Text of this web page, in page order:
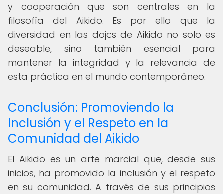
y cooperación que son centrales en la
filosofía del Aikido. Es por ello que la
diversidad en las dojos de Aikido no solo es
deseable, sino también esencial para
mantener la integridad y la relevancia de
esta práctica en el mundo contemporáneo.
Conclusión: Promoviendo la
Inclusión y el Respeto en la
Comunidad del Aikido
El Aikido es un arte marcial que, desde sus
inicios, ha promovido la inclusión y el respeto
en su comunidad. A través de sus principios